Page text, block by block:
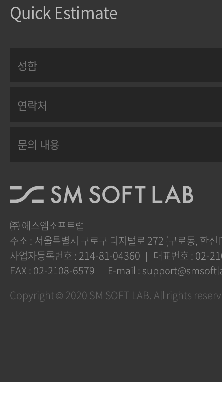
Quick Estimate
㈜ 에스엠소프트랩
주소 : 서울특별시 구로구 디지털로 272 (구로동, 한
사업자등록번호 : 214-81-04360 대표번호 : 02-
FAX : 02-2108-6579 E-mail :
Copyright © 2020 SM SOFT LAB. All rights